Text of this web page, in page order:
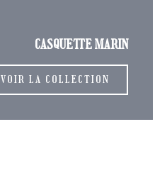
CASQUETTE MARIN
VOIR LA COLLECTION